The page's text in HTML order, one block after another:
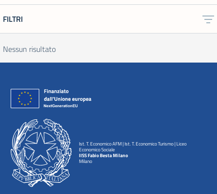
FILTRI
Nessun risultato
Ist. T. Economico AFM | Ist. T. Economico Turismo | Liceo
Economico Sociale
IISS Fabio Besta Milano
Milano